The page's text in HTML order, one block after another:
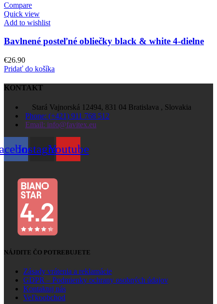
Compare
Quick view
Add to wishlist
Bavlnené posteľné obliečky black & white 4-dielne
€26.90
Pridať do košíka
KONTAKT
Stará Vajnorská 12494, 831 04 Bratislava , Slovakia
Phone: (+421) 911 768 512
Email: info@favitex.eu
InstagramYoutube
NÁJDITE ČO POTREBUJETE
Zásady vrátenia a reklamácie
GDPR – Podmienky ochrany osobných údajov
Kontaktuj nás
Veľkoobchod